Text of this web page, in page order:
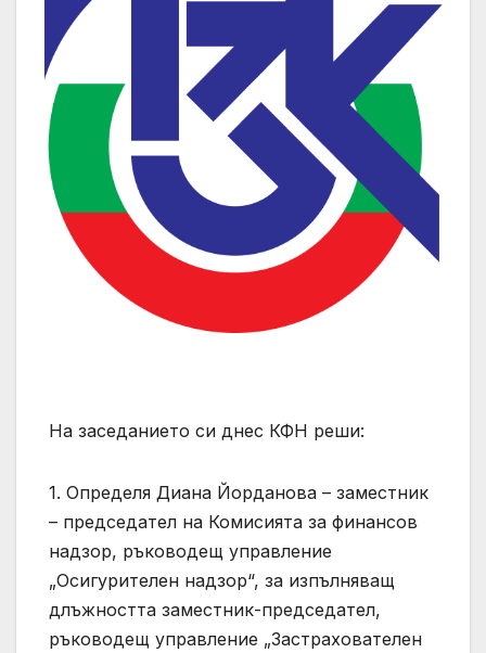
На заседанието си днес КФН реши:
1. Определя Диана Йорданова – заместник
– председател на Комисията за финансов
надзор, ръководещ управление
„Осигурителен надзор“, за изпълняващ
длъжността заместник-председател,
ръководещ управление „Застрахователен